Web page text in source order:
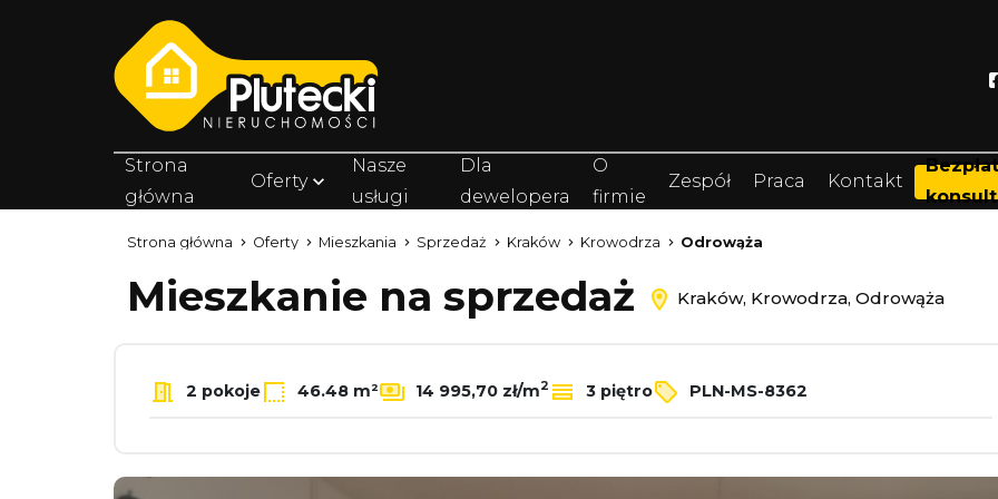
Strona
główna
Oferty
Nasze
usługi
Dla
dewelopera
O
firmie
Zespół Praca Kontakt
Strona główna Oferty Mieszkania Sprzedaż Kraków Krowodrza Odrowąża
Mieszkanie na sprzedaż Kraków, Krowodrza, Odrowąża
2 pokoje 46.48 m² 14 995,70 zł/m2 3 piętro PLN-MS-8362